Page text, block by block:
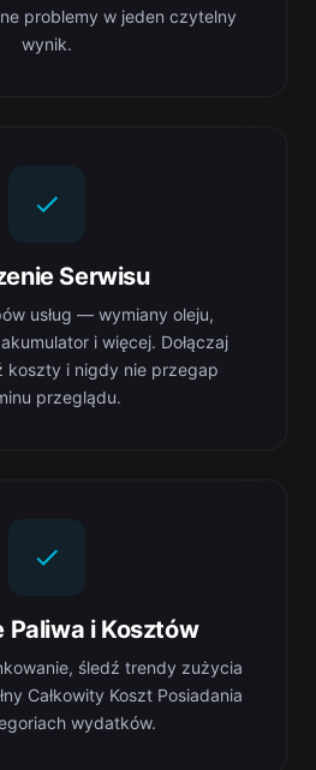
problemy w jeden czytelny
wynik.
Serwisu
usług — wymiany oleju,
i więcej. Dołączaj
koszty i nigdy nie przegap
przeglądu.
Paliwa i Kosztów
śledź trendy zużycia
Całkowity Koszt Posiadania
wydatków.